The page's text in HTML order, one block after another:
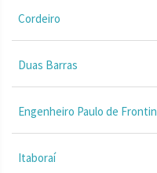
Cordeiro
Duas Barras
Engenheiro Paulo de Frontin
Itaboraí